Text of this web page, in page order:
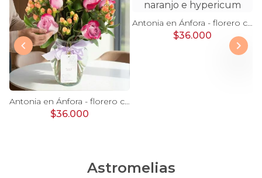
Antonia en Ánfora - florero con 9 rosas lila e hypericum
$36.000
Antonia en Ánfora - florero con 9 rosas naranjo e hypericum
$36.000
Astromelias